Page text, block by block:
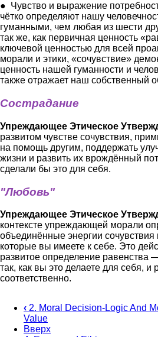
● Чувство и выражение
чётко определяют нашу
гуманными, чем любая из шести
так же, как первичная ценность
ключевой ценностью для всей
морали и этики, «сочувствие»
ценность нашей гуманности и
также отражает наш собственный
Сострадание
Упреждающее Этическое
развитом чувстве сочувствия,
на помощь другим, поддержать
жизни и развить их врождённый
сделали бы это для себя.
"Любовь"
Упреждающее Этическое
контексте упреждающей морали
объединённые энергии сочувствия
которые вы имеете к себе. Это
развитое определение равенства
так, как вы это делаете для себя, и
соответственно.
Перекрёстные
‹ 2. Moral Decision-Logic And
Value
Вверх